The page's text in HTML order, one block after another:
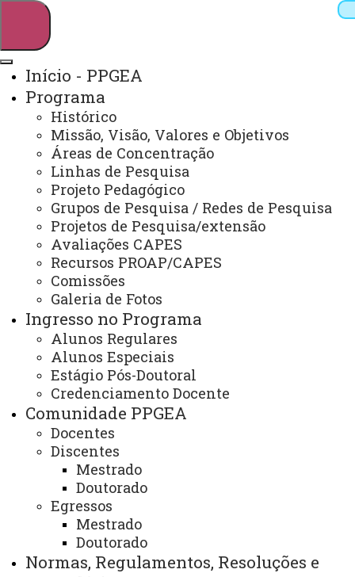
Webmail Sistemas
Arquivo Virtual
Campus
Início - PPGEA
Programa
Histórico
Missão, Visão, Valores e Objetivos
Áreas de Concentração
Linhas de Pesquisa
Projeto Pedagógico
Grupos de Pesquisa / Redes de Pesquisa
Projetos de Pesquisa/extensão
Avaliações CAPES
Recursos PROAP/CAPES
Comissões
Galeria de Fotos
Ingresso no Programa
Alunos Regulares
Alunos Especiais
Estágio Pós-Doutoral
Credenciamento Docente
Comunidade PPGEA
Docentes
Discentes
Mestrado
Doutorado
Egressos
Mestrado
Doutorado
Normas, Regulamentos, Resoluções e
Mestrado e Doutorado em Engenharia de Energia
Laboratórios, Núcleos e
Equipamentos
A infraestrutura do programa é composta de
laboratórios do Programa distribuídos no Centro
de Ciências Exatas e Tecnológicas – CCET- Campus
Cascavel(11 laboratórios de pesquisa e 4 de
informática);Centro de Engenharias e Ciências